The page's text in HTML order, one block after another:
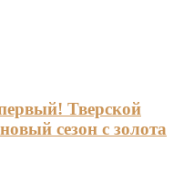
Тверской
сезон с золота